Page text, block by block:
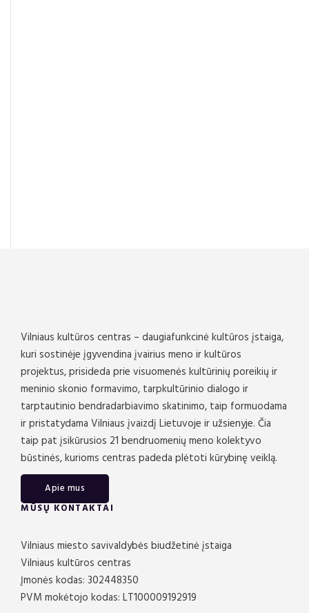
Vilniaus kultūros centras – daugiafunkcinė kultūros įstaiga,
kuri sostinėje įgyvendina įvairius meno ir kultūros
projektus, prisideda prie visuomenės kultūrinių poreikių ir
meninio skonio formavimo, tarpkultūrinio dialogo ir
tarptautinio bendradarbiavimo skatinimo, taip formuodama
ir pristatydama Vilniaus įvaizdį Lietuvoje ir užsienyje. Čia
taip pat įsikūrusios 21 bendruomenių meno kolektyvo
būstinės, kurioms centras padeda plėtoti kūrybinę veiklą.
Apie mus
MŪSŲ KONTAKTAI
Vilniaus miesto savivaldybės biudžetinė įstaiga
Vilniaus kultūros centras
Įmonės kodas: 302448350
PVM mokėtojo kodas: LT100009192919